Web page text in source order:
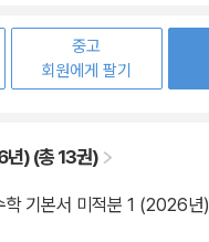
중고
회원에게 팔기
년) (총 13권)
학 기본서 미적분 1 (2026